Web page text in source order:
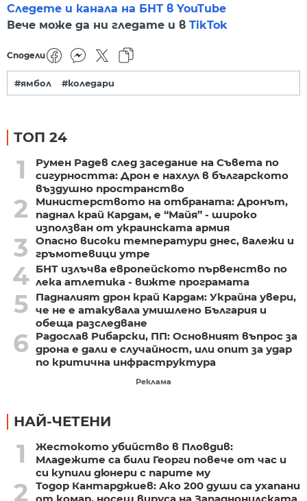
Следете и канала на БНТ в YouTube
Вече може да ни гледате и в TikTok
Сподели
#ямбол #коледари
ТОП 24
1
Румен Радев след заседание на Съвета по
сигурността: Дрон е нахлул в българското
въздушно пространство
2
Министерството на отбраната: Дронът,
паднал край Кардам, е “Майя” - широко
използван от украинската армия
3
Опасно високи температури днес, валежи и
гръмотевици утре
4 БНТ излъчва европейското първенство по
лека атлетика - вижте програмата
5
Падналият дрон край Кардам: Украйна увери,
че не е атакувала умишлено България и
обеща разследване
6
Радослав Рибарски, ПП: Основният въпрос за
дрона е дали е случайност, или опит за удар
по критична инфраструктура
Реклама
НАЙ-ЧЕТЕНИ
1
Жестокото убийство в Пловдив:
Младежите са били Георги повече от час и
си купили дюнери с парите му
2
Тодор Кантарджиев: Ако 200 души са ухапани